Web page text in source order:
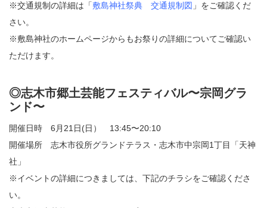
※交通規制の詳細は「敷島神社祭典 交通規制図 」をご確認くだ
さい。
※敷島神社のホームページからもお祭りの詳細についてご確認い
ただけます。
◎志木市郷土芸能フェスティバル〜宗岡グラ
ンド〜
開催日時 6月21日(日） 13:45〜20:10
開催場所 志木市役所グランドテラス・志木市中宗岡1丁目「天神
社」
※イベントの詳細につきましては、下記のチラシをご確認くださ
い。